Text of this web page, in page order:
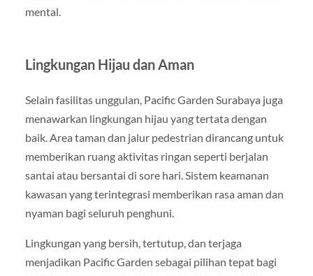
mental.
Lingkungan Hijau dan Aman
Selain fasilitas unggulan, Pacific Garden Surabaya juga
menawarkan lingkungan hijau yang tertata dengan
baik. Area taman dan jalur pedestrian dirancang untuk
memberikan ruang aktivitas ringan seperti berjalan
santai atau bersantai di sore hari. Sistem keamanan
kawasan yang terintegrasi memberikan rasa aman dan
nyaman bagi seluruh penghuni.
Lingkungan yang bersih, tertutup, dan terjaga
menjadikan Pacific Garden sebagai pilihan tepat bagi